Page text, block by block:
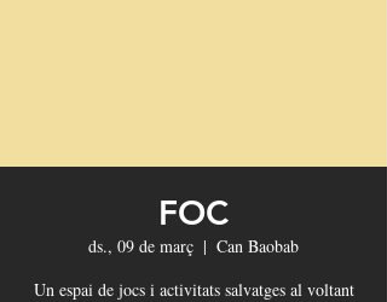
FOC
ds., 09 de març
  |
Can Baobab
Un espai de jocs i activitats salvatges al voltant